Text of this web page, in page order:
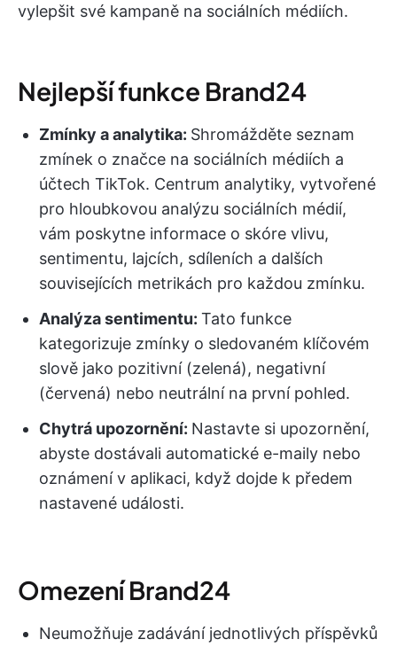
vylepšit své kampaně na sociálních médiích.
Nejlepší funkce Brand24
Zmínky a analytika: Shromážděte seznam
zmínek o značce na sociálních médiích a
účtech TikTok. Centrum analytiky, vytvořené
pro hloubkovou analýzu sociálních médií,
vám poskytne informace o skóre vlivu,
sentimentu, lajcích, sdíleních a dalších
souvisejících metrikách pro každou zmínku.
Analýza sentimentu: Tato funkce
kategorizuje zmínky o sledovaném klíčovém
slově jako pozitivní (zelená), negativní
(červená) nebo neutrální na první pohled.
Chytrá upozornění: Nastavte si upozornění,
abyste dostávali automatické e-maily nebo
oznámení v aplikaci, když dojde k předem
nastavené události.
Omezení Brand24
Neumožňuje zadávání jednotlivých příspěvků